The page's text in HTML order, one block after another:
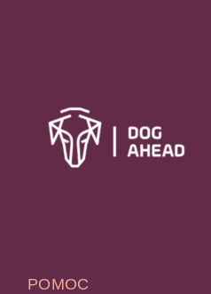
POMOC